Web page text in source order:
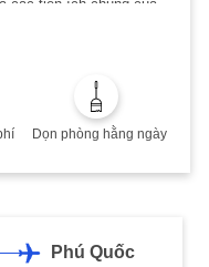
các tiện ích chung của
12h00
ngoài sinh sống và
Dọn phòng hằng ngày
Phú Quốc